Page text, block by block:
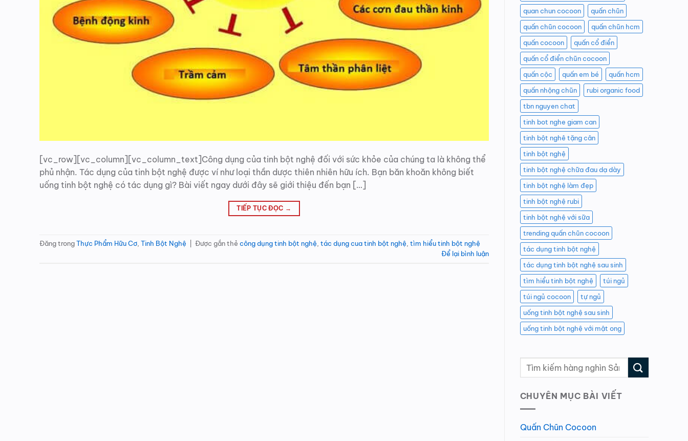
[vc_row][vc_column][vc_column_text]Công dụng của tinh bột nghệ đối với sức khỏe của chúng ta là không thể
phủ nhận. Tác dụng của tinh bột nghệ được ví như loại thần dược thiên nhiên hữu ích. Bạn băn khoăn không biết
uống tinh bột nghệ có tác dụng gì? Bài viết ngay dưới đây sẽ giới thiệu đến bạn […]
TIẾP TỤC ĐỌC →
Đăng trongThực Phẩm Hữu Cơ, Tinh Bột Nghệ Được gắn thẻ công dụng tinh bột nghệ, tác dụng cua tinh bột nghệ, tìm hiểu tinh bột nghệ
Để lại bình luận
quan chun cocoon
quấn chũn
quấn chũn cocoon
quấn chũn hcm
quấn cocoon
quấn cổ điển
quấn cổ điển chũn cocoon
quấn cộc
quấn em bé
quấn hcm
quấn nhộng chũn
rubi organic food
tbn nguyen chat
tinh bot nghe giam can
tinh bột nghê tặng cân
tinh bột nghệ
tinh bột nghệ chữa đau dạ dày
tinh bột nghệ làm đẹp
tinh bột nghệ rubi
tinh bột nghệ với sữa
trending quấn chũn cocoon
tác dụng tinh bột nghệ
tác dụng tinh bột nghệ sau sinh
tìm hiểu tinh bột nghệ
túi ngủ
túi ngủ cocoon
tự ngủ
uống tinh bột nghệ sau sinh
uống tinh bột nghệ với mật ong
CHUYÊN MỤC BÀI VIẾT
Quấn Chũn Cocoon